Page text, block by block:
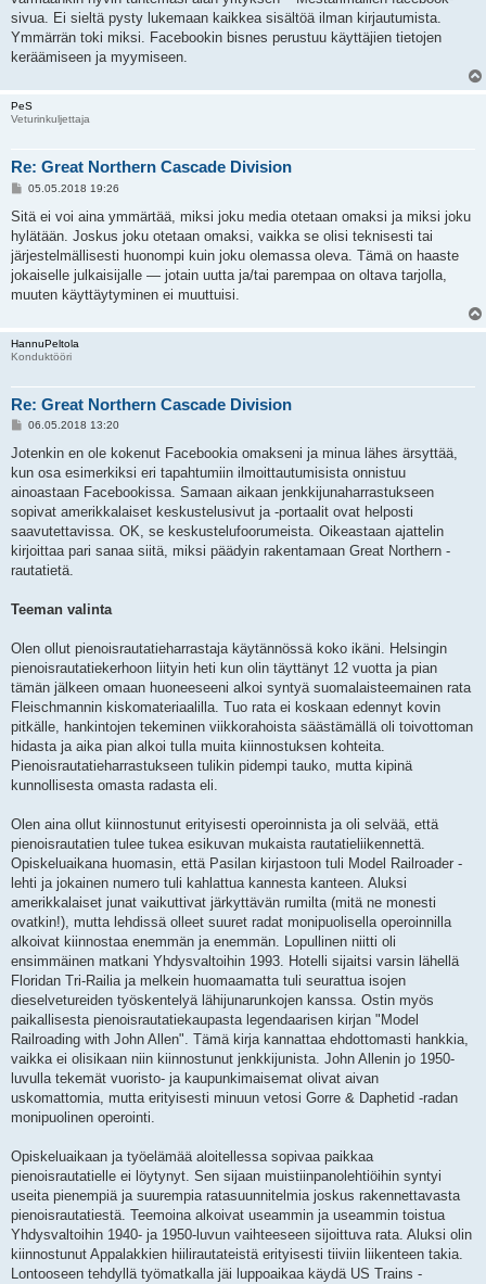
sivua. Ei sieltä pysty lukemaan kaikkea sisältöä ilman kirjautumista.
Ymmärrän toki miksi. Facebookin bisnes perustuu käyttäjien tietojen
keräämiseen ja myymiseen.
PeS
Veturinkuljettaja
Re: Great Northern Cascade Division
V
e
t
i
05.05.2018 19:26
Sitä ei voi aina ymmärtää, miksi joku media otetaan omaksi ja miksi joku
hylätään. Joskus joku otetaan omaksi, vaikka se olisi teknisesti tai
järjestelmällisesti huonompi kuin joku olemassa oleva. Tämä on haaste
jokaiselle julkaisijalle — jotain uutta ja/tai parempaa on oltava tarjolla,
muuten käyttäytyminen ei muuttuisi.
HannuPeltola
Konduktööri
Re: Great Northern Cascade Division
V
e
t
i
06.05.2018 13:20
Jotenkin en ole kokenut Facebookia omakseni ja minua lähes ärsyttää,
kun osa esimerkiksi eri tapahtumiin ilmoittautumisista onnistuu
ainoastaan Facebookissa. Samaan aikaan jenkkijunaharrastukseen
sopivat amerikkalaiset keskustelusivut ja -portaalit ovat helposti
saavutettavissa. OK, se keskustelufoorumeista. Oikeastaan ajattelin
kirjoittaa pari sanaa siitä, miksi päädyin rakentamaan Great Northern -
rautatietä.
Teeman valinta
Olen ollut pienoisrautatieharrastaja käytännössä koko ikäni. Helsingin
pienoisrautatiekerhoon liityin heti kun olin täyttänyt 12 vuotta ja pian
tämän jälkeen omaan huoneeseeni alkoi syntyä suomalaisteemainen rata
Fleischmannin kiskomateriaalilla. Tuo rata ei koskaan edennyt kovin
pitkälle, hankintojen tekeminen viikkorahoista säästämällä oli toivottoman
hidasta ja aika pian alkoi tulla muita kiinnostuksen kohteita.
Pienoisrautatieharrastukseen tulikin pidempi tauko, mutta kipinä
kunnollisesta omasta radasta eli.
Olen aina ollut kiinnostunut erityisesti operoinnista ja oli selvää, että
pienoisrautatien tulee tukea esikuvan mukaista rautatieliikennettä.
Opiskeluaikana huomasin, että Pasilan kirjastoon tuli Model Railroader -
lehti ja jokainen numero tuli kahlattua kannesta kanteen. Aluksi
amerikkalaiset junat vaikuttivat järkyttävän rumilta (mitä ne monesti
ovatkin!), mutta lehdissä olleet suuret radat monipuolisella operoinnilla
alkoivat kiinnostaa enemmän ja enemmän. Lopullinen niitti oli
ensimmäinen matkani Yhdysvaltoihin 1993. Hotelli sijaitsi varsin lähellä
Floridan Tri-Railia ja melkein huomaamatta tuli seurattua isojen
dieselvetureiden työskentelyä lähijunarunkojen kanssa. Ostin myös
paikallisesta pienoisrautatiekaupasta legendaarisen kirjan "Model
Railroading with John Allen". Tämä kirja kannattaa ehdottomasti hankkia,
vaikka ei olisikaan niin kiinnostunut jenkkijunista. John Allenin jo 1950-
luvulla tekemät vuoristo- ja kaupunkimaisemat olivat aivan
uskomattomia, mutta erityisesti minuun vetosi Gorre & Daphetid -radan
monipuolinen operointi.
Opiskeluaikaan ja työelämää aloitellessa sopivaa paikkaa
pienoisrautatielle ei löytynyt. Sen sijaan muistiinpanolehtiöihin syntyi
useita pienempiä ja suurempia ratasuunnitelmia joskus rakennettavasta
pienoisrautatiestä. Teemoina alkoivat useammin ja useammin toistua
Yhdysvaltoihin 1940- ja 1950-luvun vaihteeseen sijoittuva rata. Aluksi olin
kiinnostunut Appalakkien hiilirautateistä erityisesti tiiviin liikenteen takia.
Lontooseen tehdyllä työmatkalla jäi luppoaikaa käydä US Trains -